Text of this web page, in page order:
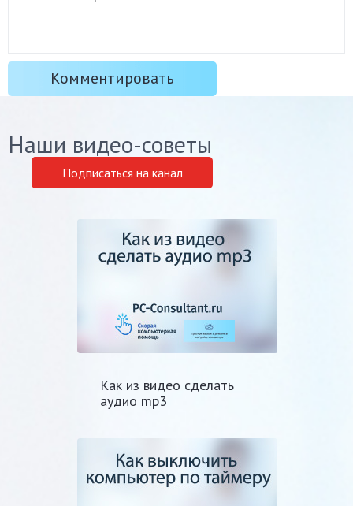
Наши видео-советы
Подписаться на канал
Как из видео сделать
аудио mp3